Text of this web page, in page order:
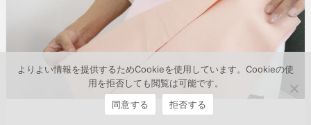
よりよい情報を提供するためCookieを使用しています。Cookieの使
用を拒否しても閲覧は可能です。
同意する
拒否する